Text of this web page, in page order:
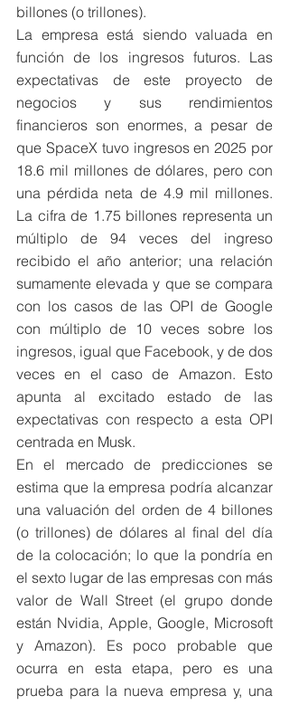
billones (o trillones).
La empresa está siendo valuada en
función de los ingresos futuros. Las
expectativas de este proyecto de
negocios y sus rendimientos
financieros son enormes, a pesar de
que SpaceX tuvo ingresos en 2025 por
18.6 mil millones de dólares, pero con
una pérdida neta de 4.9 mil millones.
La cifra de 1.75 billones representa un
múltiplo de 94 veces del ingreso
recibido el año anterior; una relación
sumamente elevada y que se compara
con los casos de las OPI de Google
con múltiplo de 10 veces sobre los
ingresos, igual que Facebook, y de dos
veces en el caso de Amazon. Esto
apunta al excitado estado de las
expectativas con respecto a esta OPI
centrada en Musk.
En el mercado de predicciones se
estima que la empresa podría alcanzar
una valuación del orden de 4 billones
(o trillones) de dólares al final del día
de la colocación; lo que la pondría en
el sexto lugar de las empresas con más
valor de Wall Street (el grupo donde
están Nvidia, Apple, Google, Microsoft
y Amazon). Es poco probable que
ocurra en esta etapa, pero es una
prueba para la nueva empresa y, una